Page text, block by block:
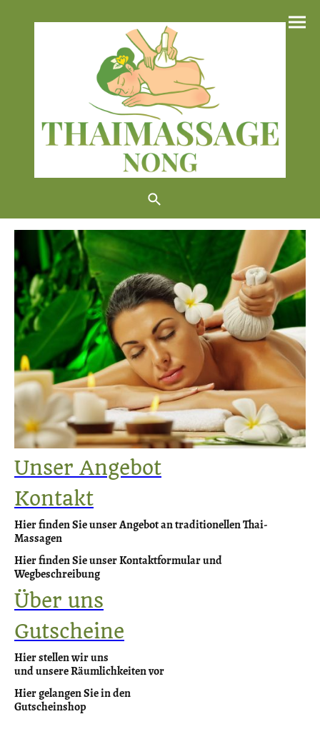
Unser Angebot
Kontakt
Hier finden Sie unser Angebot an traditionellen Thai-
Massagen
Hier finden Sie unser Kontaktformular und
Wegbeschreibung
Über uns
Gutscheine
Hier stellen wir uns
und unsere Räumlichkeiten vor
Hier gelangen Sie in den
Gutscheinshop